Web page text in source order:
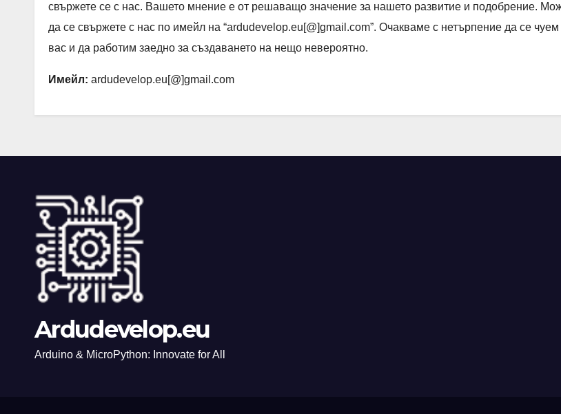
свържете се с нас. Вашето мнение е от решаващо значение за нашето развитие и подобрение.
да се свържете с нас по имейл на “ardudevelop.eu[@]gmail.com”. Очакваме с нетърпение да се чуем
вас и да работим заедно за създаването на нещо невероятно.
Имейл: ardudevelop.eu[@]gmail.com
Ardudevelop.eu
Arduino & MicroPython: Innovate for All